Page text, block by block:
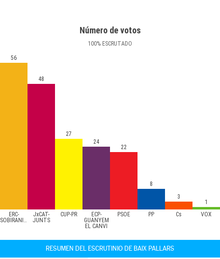
Número de votos
100% ESCRUTADO
ERC-
SOBIRANISTES
JxCAT-
JUNTS
CUP-PR
ECP-
GUANYEM
EL CANVI
PSOE PP Cs VOX
56
48
27
24
22
8
3
1
RESUMEN DEL ESCRUTINIO DE BAIX PALLARS